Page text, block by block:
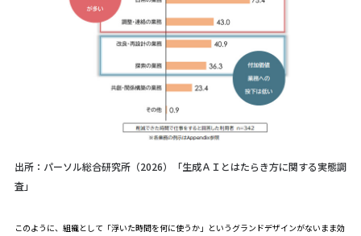
出所：パーソル総合研究所（2026）「生成ＡＩとはたらき方に関する実態調
査」
このように、組織として「浮いた時間を何に使うか」というグランドデザインがないまま効